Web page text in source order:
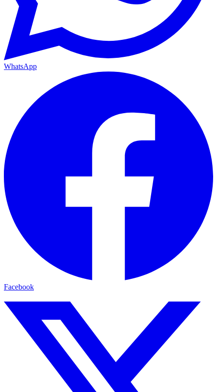
WhatsApp
Facebook